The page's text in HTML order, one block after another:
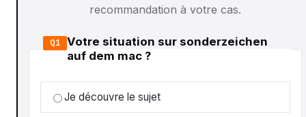
recommandation à votre cas.
Q1 Votre situation sur sonderzeichen
auf dem mac ?
Je découvre le sujet